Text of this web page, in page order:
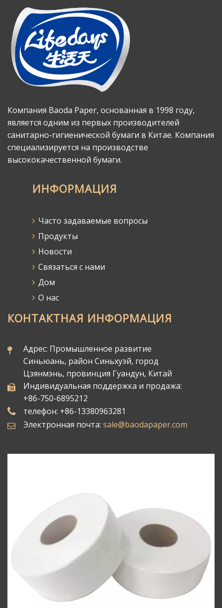
Компания Baoda Paper, основанная в 1998 году,
является одним из первых производителей
санитарно-гигиенической бумаги в Китае. Компания
специализируется на производстве
высококачественной бумаги.
ИНФОРМАЦИЯ
Часто задаваемые вопросы
Продукты
Новости
Связаться с нами
Дом
О нас
КОНТАКТНАЯ ИНФОРМАЦИЯ
Адрес: Промышленное развитие
Синьюань, район Синьхуэй, город
Цзянмэнь, провинция Гуандун, Китай
Индивидуальная поддержка и продажа:
+86-750-6895212
телефон: +86-13380963281
Электронная почта: sale@baodapaper.com​​​​​​